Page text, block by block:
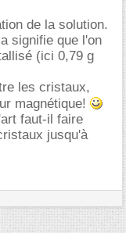
de la solution.
signifie que l'on
(ici 0,79 g
les cristaux,
magnétique!
faut-il faire
jusqu'à